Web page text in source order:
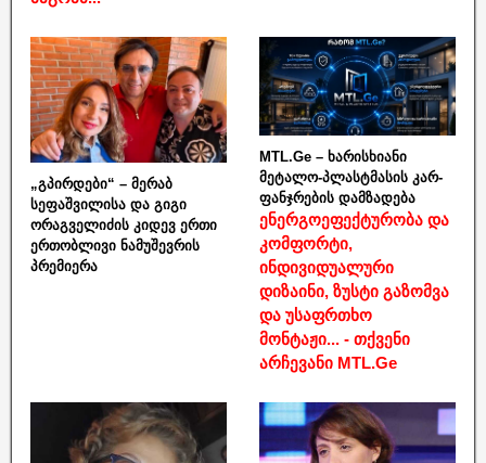
„გპირდები“ – მერაბ
სეფაშვილისა და გიგი
ორაგველიძის კიდევ ერთი
ერთობლივი ნამუშევრის
პრემიერა
MTL.Ge – ხარისხიანი
მეტალო-პლასტმასის კარ-
ფანჯრების დამზადება
ენერგოეფექტურობა და
კომფორტი,
ინდივიდუალური
დიზაინი, ზუსტი გაზომვა
და უსაფრთხო
მონტაჟი... - თქვენი
არჩევანი MTL.Ge